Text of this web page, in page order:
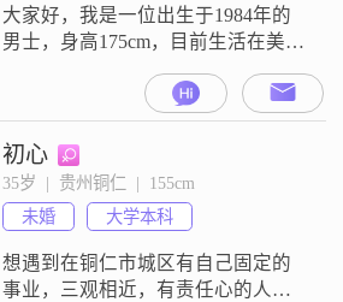
闲暇时放松的方式之一。我的生
大家好，我是一位出生于1984年的
男士，身高175cm，目前生活在美丽
的铜仁。我在工作中表现出色，每
月收入超过50000元，这让我有能力
为未来的家庭提供稳定的物质基
础。我拥有大专学历，在学习和工
作中积累了不少经验，这使我养成
了稳重可靠、成熟稳重的性格特
点。在生活中，我注重与人的沟通
和交流，随和易相处，善于倾听他
人的想法
初心
35岁  |  贵州铜仁  |  155cm
未婚
大学本科
想遇到在铜仁市城区有自己固定的
事业，三观相近，有责任心的人…